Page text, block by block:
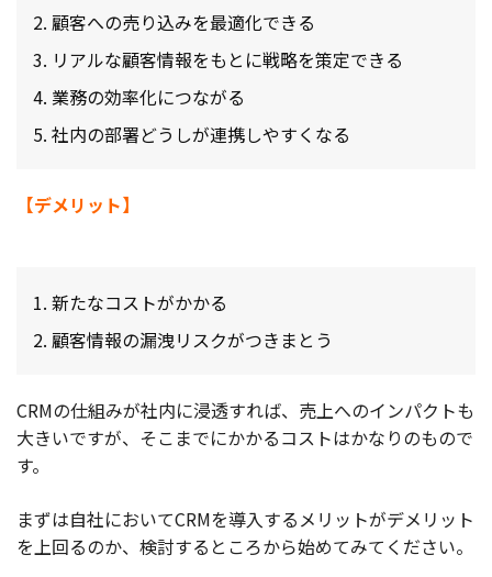
顧客への売り込みを最適化できる
リアルな顧客情報をもとに戦略を策定できる
業務の効率化につながる
社内の部署どうしが連携しやすくなる
【デメリット】
新たなコストがかかる
顧客情報の漏洩リスクがつきまとう
CRMの仕組みが社内に浸透すれば、売上へのインパクトも
大きいですが、そこまでにかかるコストはかなりのもので
す。
まずは自社においてCRMを導入するメリットがデメリット
を上回るのか、検討するところから始めてみてください。